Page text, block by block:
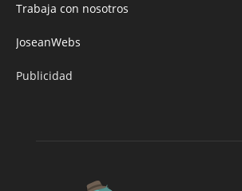
Trabaja con nosotros
JoseanWebs
Publicidad